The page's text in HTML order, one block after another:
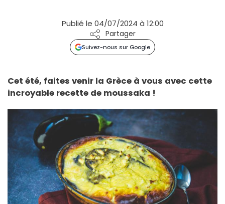
Publié le 04/07/2024 à 12:00
Partager
Suivez-nous sur Google
Cet été, faites venir la Grèce à vous avec cette
incroyable recette de moussaka !